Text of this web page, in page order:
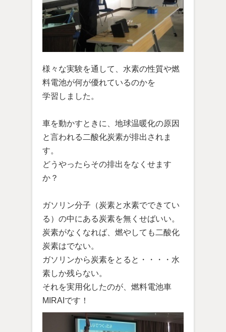
様々な実験を通して、水素の性質や燃
料電池が何が優れているのかを
学習しました。
車を動かすときに、地球温暖化の原因
と言われる二酸化炭素が排出されま
す。
どうやったらその排出をなくせます
か？
ガソリン分子（炭素と水素でできてい
る）の中にある炭素を無くせばいい。
炭素がなくなれば、燃やしても二酸化
炭素はでない。
ガソリンから炭素をとると・・・・水
素しか残らない。
それを実用化したのが、燃料電池車
MIRAIです！